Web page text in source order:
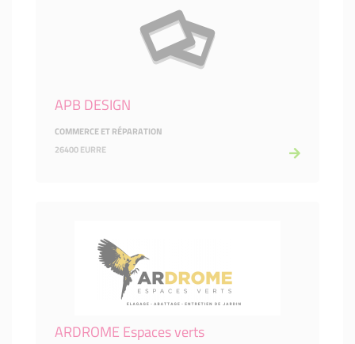
APB DESIGN
COMMERCE ET RÉPARATION
26400 EURRE
ARDROME Espaces verts